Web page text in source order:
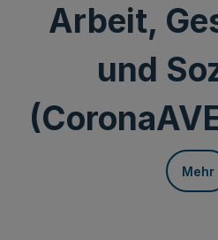
Arbeit,
und
Mehr